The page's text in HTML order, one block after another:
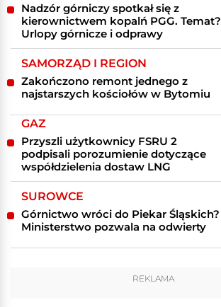
Nadzór górniczy spotkał się z
kierownictwem kopalń PGG. Temat?
Urlopy górnicze i odprawy
SAMORZĄD I REGION
Zakończono remont jednego z
najstarszych kościołów w Bytomiu
GAZ
Przyszli użytkownicy FSRU 2
podpisali porozumienie dotyczące
współdzielenia dostaw LNG
SUROWCE
Górnictwo wróci do Piekar Śląskich?
Ministerstwo pozwala na odwierty
REKLAMA